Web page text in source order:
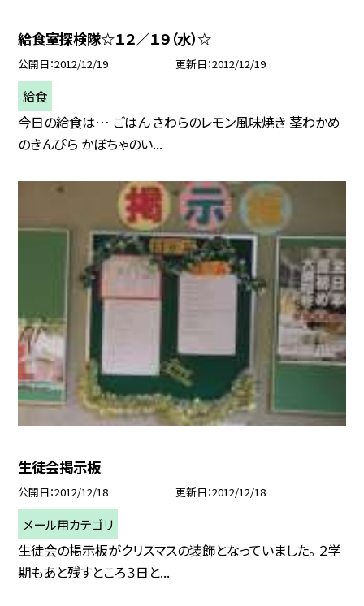
給食室探検隊☆１２／１９（水）☆
公開日 2012/12/19 更新日 2012/12/19
給食
今日の給食は… ごはん さわらのレモン風味焼き 茎わかめ
のきんぴら かぼちゃのい...
生徒会掲示板
公開日 2012/12/18 更新日 2012/12/18
メール用カテゴリ
生徒会の掲示板がクリスマスの装飾となっていました。 ２学
期もあと残すところ３日と...